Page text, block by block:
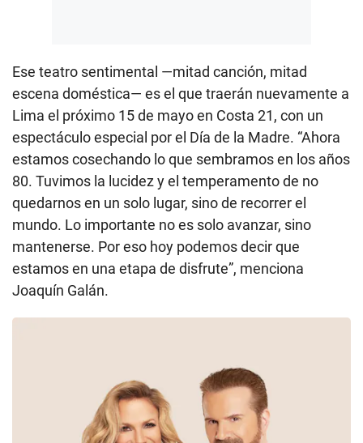
Ese teatro sentimental —mitad canción, mitad
escena doméstica— es el que traerán nuevamente a
Lima el próximo 15 de mayo en Costa 21, con un
espectáculo especial por el Día de la Madre. “Ahora
estamos cosechando lo que sembramos en los años
80. Tuvimos la lucidez y el temperamento de no
quedarnos en un solo lugar, sino de recorrer el
mundo. Lo importante no es solo avanzar, sino
mantenerse. Por eso hoy podemos decir que
estamos en una etapa de disfrute”, menciona
Joaquín Galán.